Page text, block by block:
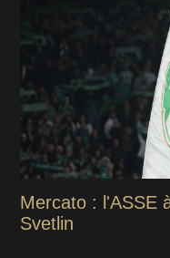
Mercato : l'ASSE
Svetlin